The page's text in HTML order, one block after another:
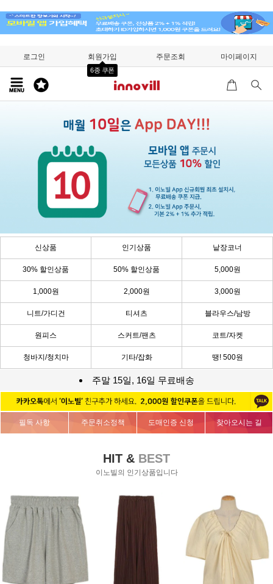
로그인 회원가입
6종 쿠폰
주문조회 마이페이지
신상품 인기상품 낱장코너
30% 할인상품 50% 할인상품 5,000원
1,000원 2,000원 3,000원
니트/가디건 티셔츠 블라우스/남방
원피스 스커트/팬츠 코트/자켓
청바지/청치마 기타/잡화 땡! 500원
주말 15일, 16일 무료배송
필독 사항 주문취소정책 도매인증 신청 찾아오시는 길
HIT & BEST
이노빌의 인기상품입니다